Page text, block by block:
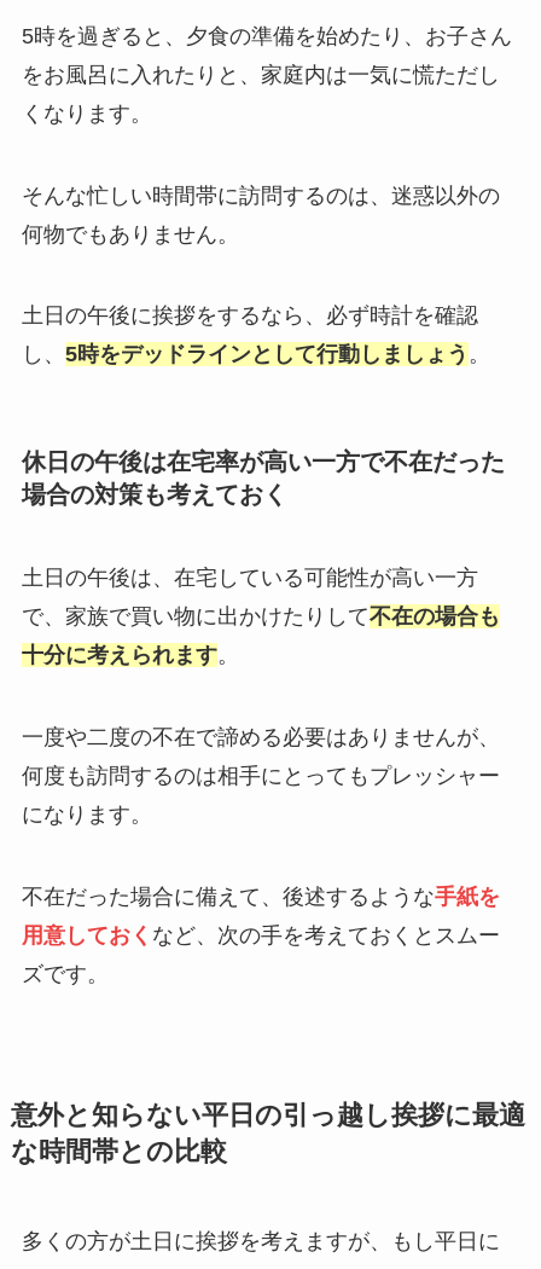
5時を過ぎると、夕食の準備を始めたり、お子さん
をお風呂に入れたりと、家庭内は一気に慌ただし
くなります。
そんな忙しい時間帯に訪問するのは、迷惑以外の
何物でもありません。
土日の午後に挨拶をするなら、必ず時計を確認
し、 5時をデッドラインとして行動しましょう 。
休日の午後は在宅率が高い一方で不在だった
場合の対策も考えておく
土日の午後は、在宅している可能性が高い一方
で、家族で買い物に出かけたりして不在の場合も
十分に考えられます。
一度や二度の不在で諦める必要はありませんが、
何度も訪問するのは相手にとってもプレッシャー
になります。
不在だった場合に備えて、後述するような手紙を
用意しておく など、次の手を考えておくとスムー
ズです。
意外と知らない平日の引っ越し挨拶に最適
な時間帯との比較
多くの方が土日に挨拶を考えますが、もし平日に